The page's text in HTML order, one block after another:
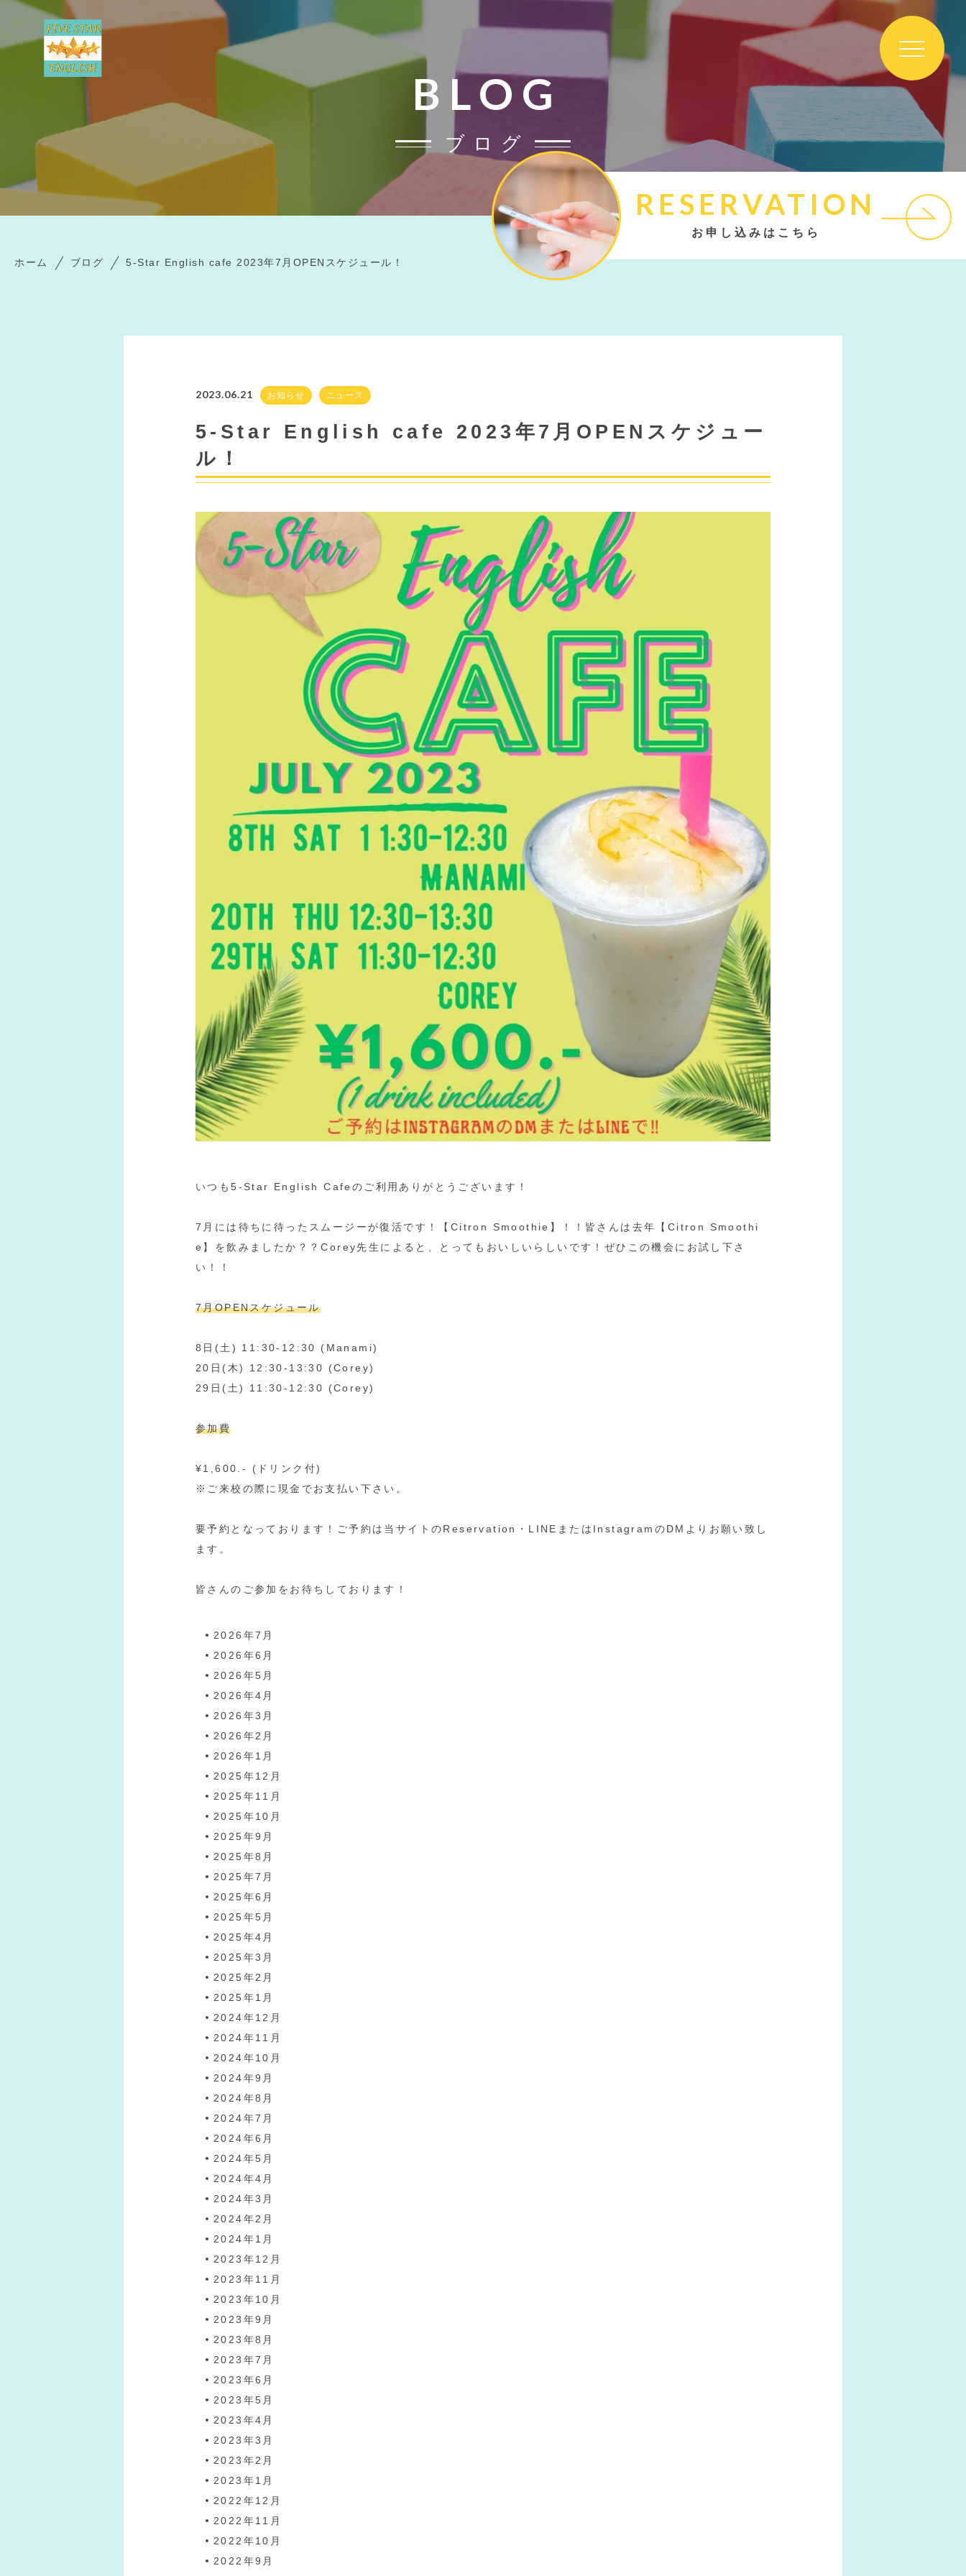
BLOG
ブログ
RESERVATION
お申し込みはこちら
ホーム ブログ 5-Star English cafe 2023年7月OPENスケジュール！
2023.06.21 お知らせ ニュース
5-Star English cafe 2023年7月OPENスケジュー
ル！
いつも5-Star English Cafeのご利用ありがとうございます！
7月には待ちに待ったスムージーが復活です！【Citron Smoothie】！！皆さんは去年【Citron Smoothi
e】を飲みましたか？？Corey先生によると、とってもおいしいらしいです！ぜひこの機会にお試し下さ
い！！
7月OPENスケジュール
8日(土) 11:30-12:30 (Manami)
20日(木) 12:30-13:30 (Corey)
29日(土) 11:30-12:30 (Corey)
参加費
¥1,600.- (ドリンク付)
※ご来校の際に現金でお支払い下さい。
要予約となっております！ご予約は当サイトのReservation・LINEまたはInstagramのDMよりお願い致し
ます。
皆さんのご参加をお待ちしております！
2026年7月
2026年6月
2026年5月
2026年4月
2026年3月
2026年2月
2026年1月
2025年12月
2025年11月
2025年10月
2025年9月
2025年8月
2025年7月
2025年6月
2025年5月
2025年4月
2025年3月
2025年2月
2025年1月
2024年12月
2024年11月
2024年10月
2024年9月
2024年8月
2024年7月
2024年6月
2024年5月
2024年4月
2024年3月
2024年2月
2024年1月
2023年12月
2023年11月
2023年10月
2023年9月
2023年8月
2023年7月
2023年6月
2023年5月
2023年4月
2023年3月
2023年2月
2023年1月
2022年12月
2022年11月
2022年10月
2022年9月